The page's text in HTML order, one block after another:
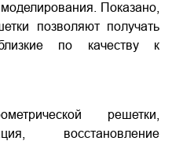
Показано,
позволяют получать
по качеству к
решетки,
восстановление